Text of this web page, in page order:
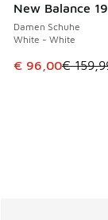
New Balance
Damen Schuhe
White - White
Dieser Artikel
€ 96,00€